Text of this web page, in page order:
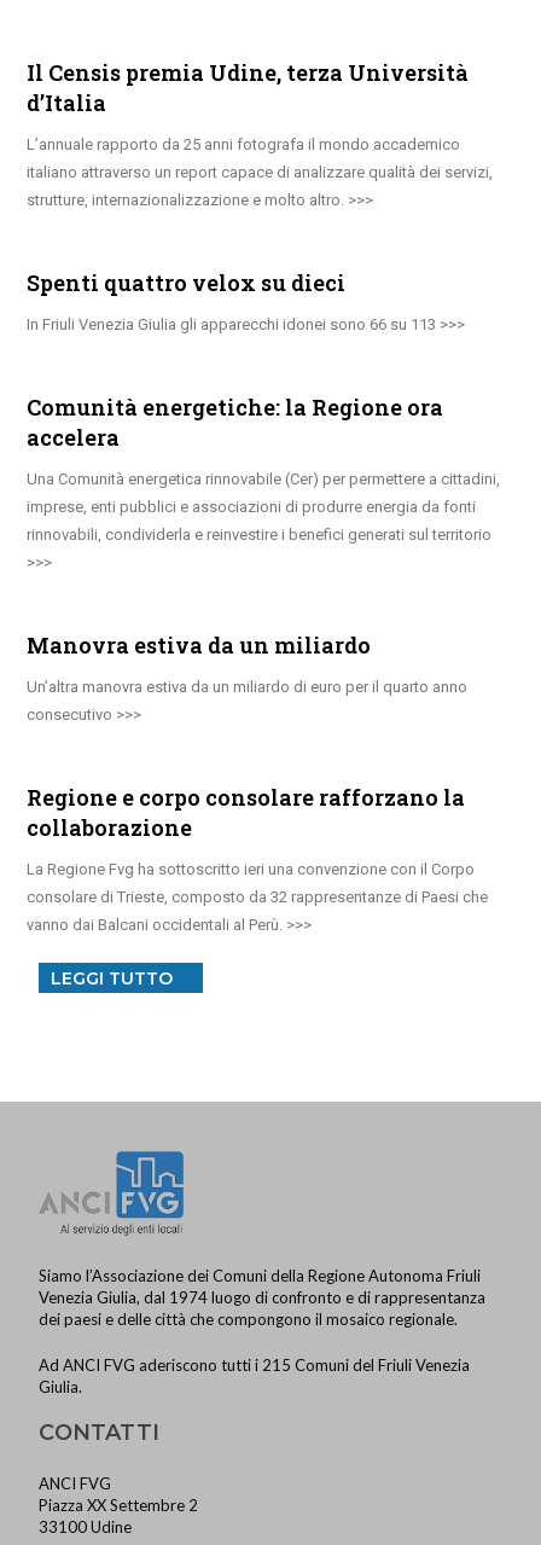
Il Censis premia Udine, terza Università
d’Italia
L’annuale rapporto da 25 anni fotografa il mondo accademico
italiano attraverso un report capace di analizzare qualità dei servizi,
strutture, internazionalizzazione e molto altro.
Spenti quattro velox su dieci
In Friuli Venezia Giulia gli apparecchi idonei sono 66 su 113
Comunità energetiche: la Regione ora
accelera
Una Comunità energetica rinnovabile (Cer) per permettere a cittadini,
imprese, enti pubblici e associazioni di produrre energia da fonti
rinnovabili, condividerla e reinvestire i benefici generati sul territorio
Manovra estiva da un miliardo
Un’altra manovra estiva da un miliardo di euro per il quarto anno
consecutivo
Regione e corpo consolare rafforzano la
collaborazione
La Regione Fvg ha sottoscritto ieri una convenzione con il Corpo
consolare di Trieste, composto da 32 rappresentanze di Paesi che
vanno dai Balcani occidentali al Perù.
LEGGI TUTTO
Siamo l’Associazione dei Comuni della Regione Autonoma Friuli
Venezia Giulia, dal 1974 luogo di confronto e di rappresentanza
dei paesi e delle città che compongono il mosaico regionale.
Ad ANCI FVG aderiscono tutti i 215 Comuni del Friuli Venezia
Giulia.
CONTATTI
ANCI FVG
Piazza XX Settembre 2
33100 Udine